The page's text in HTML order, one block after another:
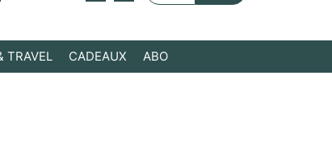
TRAVEL CADEAUX ABO